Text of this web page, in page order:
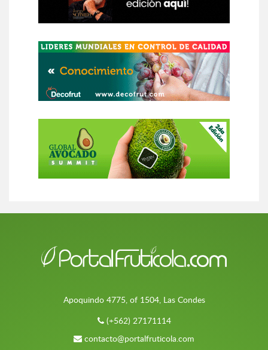
Apoquindo 4775, of 1504, Las Condes
(+562) 27171114
contacto@portalfruticola.com